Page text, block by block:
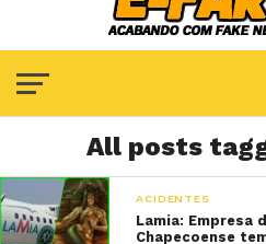
All posts
ACIDENTES
Lamia: Empresa
Chapecoense